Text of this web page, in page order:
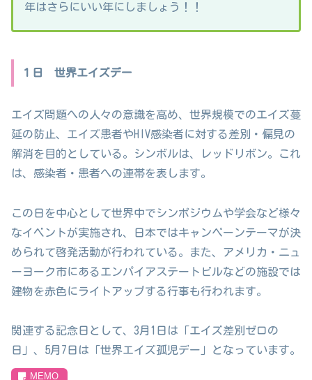
年はさらにいい年にしましょう！！
１日 世界エイズデー
エイズ問題への人々の意識を高め、世界規模でのエイズ蔓
延の防止、エイズ患者やHIV感染者に対する差別・偏見の
解消を目的としている。シンボルは、レッドリボン。これ
は、感染者・患者への連帯を表します。
この日を中心として世界中でシンポジウムや学会など様々
なイベントが実施され、日本ではキャンペーンテーマが決
められて啓発活動が行われている。また、アメリカ・ニュ
ーヨーク市にあるエンパイアステートビルなどの施設では
建物を赤色にライトアップする行事も行われます。
関連する記念日として、3月1日は「エイズ差別ゼロの
日」、5月7日は「世界エイズ孤児デー」となっています。